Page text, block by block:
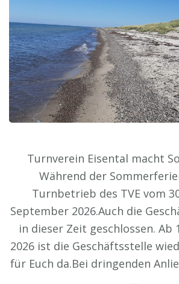
Turnverein Eisental macht
Während der
Turnbetrieb des TVE vom
September 2026.Auch die
in dieser Zeit geschlossen. Ab
2026 ist die Geschäftsstelle
für Euch da.Bei dringenden
…